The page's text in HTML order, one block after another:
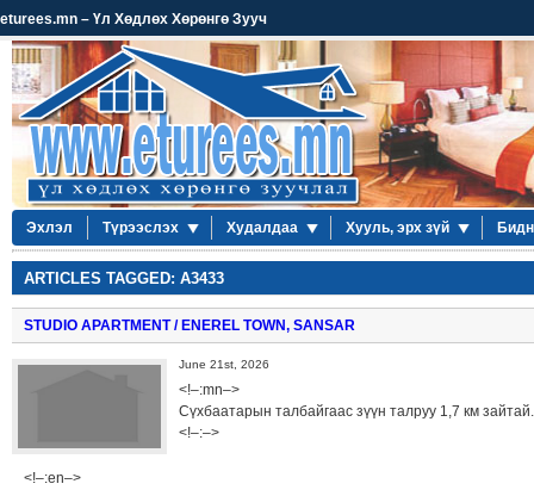
eturees.mn – Үл Хөдлөх Хөрөнгө Зууч
Эхлэл Түрээслэх Худалдаа Хууль, эрх зүй
ARTICLES TAGGED: A3433
STUDIO APARTMENT / ENEREL TOWN, SANSAR
June 21st, 2026
<!–:mn–>
Сүхбаатарын талбайгаас зүүн талруу 1,7 км зайтай.
<!–:–>
<!–:en–>